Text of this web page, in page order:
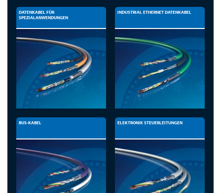
DATENKABEL FÜR
SPEZIALANWENDUNGEN
INDUSTRIAL ETHERNET DATENKABEL
BUS-KABEL ELEKTRONIK STEUERLEITUNGEN